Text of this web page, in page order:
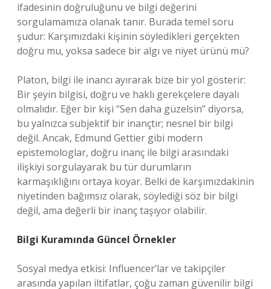
ifadesinin doğruluğunu ve bilgi değerini
sorgulamamıza olanak tanır. Burada temel soru
şudur: Karşımızdaki kişinin söyledikleri gerçekten
doğru mu, yoksa sadece bir algı ve niyet ürünü mü?
Platon, bilgi ile inancı ayırarak bize bir yol gösterir:
Bir şeyin bilgisi, doğru ve haklı gerekçelere dayalı
olmalıdır. Eğer bir kişi “Sen daha güzelsin” diyorsa,
bu yalnızca subjektif bir inançtır; nesnel bir bilgi
değil. Ancak, Edmund Gettier gibi modern
epistemologlar, doğru inanç ile bilgi arasındaki
ilişkiyi sorgulayarak bu tür durumların
karmaşıklığını ortaya koyar. Belki de karşımızdakinin
niyetinden bağımsız olarak, söylediği söz bir bilgi
değil, ama değerli bir inanç taşıyor olabilir.
Bilgi Kuramında Güncel Örnekler
Sosyal medya etkisi: Influencer’lar ve takipçiler
arasında yapılan iltifatlar, çoğu zaman güvenilir bilgi